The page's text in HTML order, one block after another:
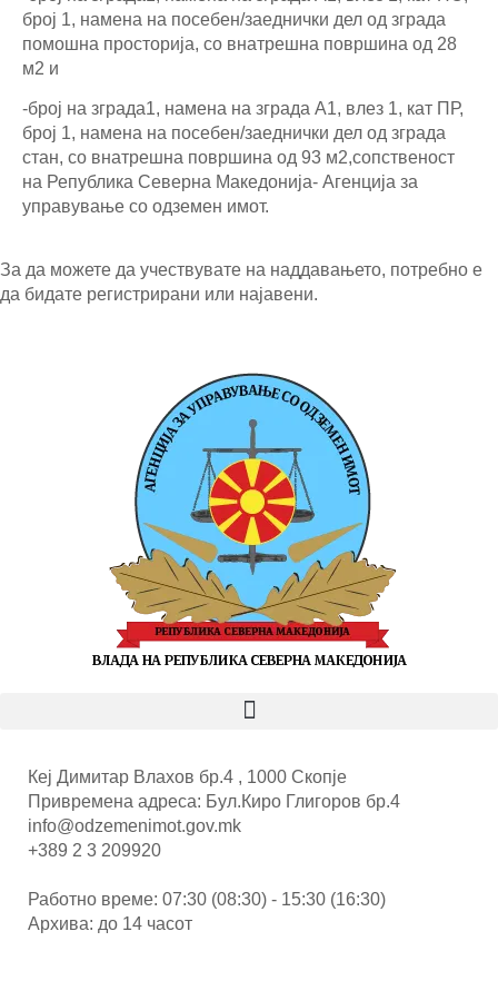
број 1, намена на посебен/заеднички дел од зграда
помошна просторија, со внатрешна површина од 28
м2 и
-број на зграда1, намена на зграда А1, влез 1, кат ПР,
број 1, намена на посебен/заеднички дел од зграда
стан, со внатрешна површина од 93 м2,сопственост
на Република Северна Македонија- Агенција за
управување со одземен имот.
За да можете да учествувате на наддавањето, потребно е
да бидате регистрирани или најавени.
Кеј Димитар Влахов бр.4 , 1000 Скопје
Привремена адреса: Бул.Киро Глигоров бр.4
info@odzemenimot.gov.mk
+389 2 3 209920
Работно време: 07:30 (08:30) - 15:30 (16:30)
Архива: до 14 часот